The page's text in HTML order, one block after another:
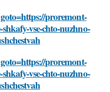
proremont-
vse-chto-nuzhno-
proremont-
vse-chto-nuzhno-